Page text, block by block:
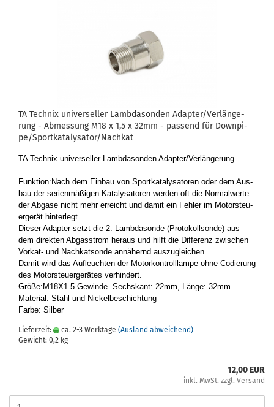
TA Tech­nix uni­ver­sel­ler Lamb­da­son­den Ad­ap­ter/Ver­län­ge­
rung - Ab­mes­sung M18 x 1,5 x 32mm - pas­send für Down­pi­
pe/Sport­ka­ta­ly­sa­tor/Nach­kat
TA Tech­nix uni­ver­sel­ler Lamb­da­son­den Ad­ap­ter/Ver­län­ge­rung
Funk­ti­on:Nach dem Ein­bau von Sport­ka­ta­ly­sa­to­ren oder dem Aus­
bau der se­ri­en­mä­ßi­gen Ka­ta­ly­sa­to­ren wer­den oft die Nor­mal­wer­te
der Ab­ga­se nicht mehr er­reicht und damit ein Feh­ler im Mo­tor­steu­
er­ge­rät hin­ter­legt.
Die­ser Ad­ap­ter setzt die 2. Lamb­da­son­de (Pro­to­koll­son­de) aus
dem di­rek­ten Ab­gas­strom her­aus und hilft die Dif­fe­renz zwi­schen
Vorkat-​ und Nach­kat­son­de an­nä­hernd aus­zu­glei­chen.
Damit wird das Auf­leuch­ten der Mo­tor­kon­troll­lam­pe ohne Co­die­rung
des Mo­tor­steu­er­ge­rä­tes ver­hin­dert.
Größe:M18X1.5 Ge­win­de. Sechs­kant: 22mm, Länge: 32mm
Ma­te­ri­al: Stahl und Ni­ckel­be­schich­tung
Farbe: Sil­ber
Lieferzeit: ca. 2-3 Werktage (Ausland abweichend)
Gewicht: 0,2 kg
12,00 EUR
inkl. MwSt. zzgl. Versand